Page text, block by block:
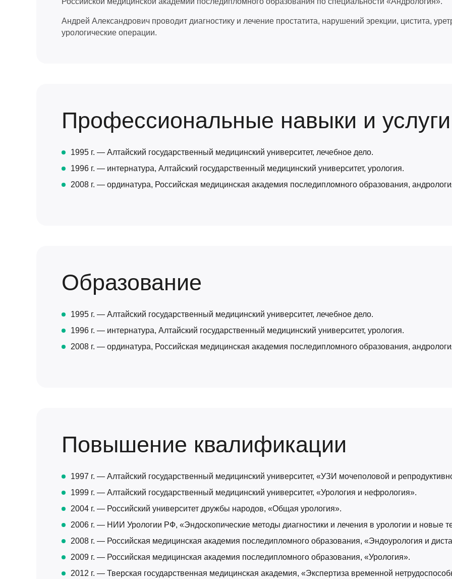
Андрей Александрович проводит диагностику и лечение простатита, нарушений эрекции, цистита,
урологические операции.
Профессиональные навыки и услуги
1995 г. — Алтайский государственный медицинский университет, лечебное дело.
1996 г. — интернатура, Алтайский государственный медицинский университет, урология.
2008 г. — ординатура, Российская медицинская академия последипломного образования,
Образование
1995 г. — Алтайский государственный медицинский университет, лечебное дело.
1996 г. — интернатура, Алтайский государственный медицинский университет, урология.
2008 г. — ординатура, Российская медицинская академия последипломного образования,
Повышение квалификации
1997 г. — Алтайский государственный медицинский университет, «УЗИ мочеполовой и
1999 г. — Алтайский государственный медицинский университет, «Урология и нефрология».
2004 г. — Российский университет дружбы народов, «Общая урология».
2006 г. — НИИ Урологии РФ, «Эндоскопические методы диагностики и лечения в урологии и новые
2008 г. — Российская медицинская академия последипломного образования, «Эндоурология и
2009 г. — Российская медицинская академия последипломного образования, «Урология».
2012 г. — Тверская государственная медицинская академия, «Экспертиза временной